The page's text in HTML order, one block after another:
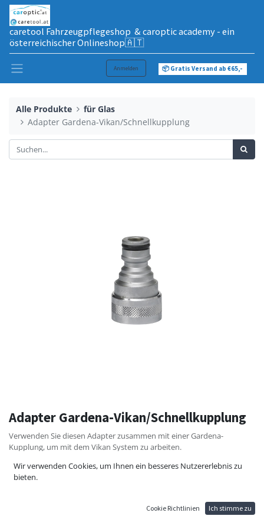
caretool Fahrzeugpflegeshop & caroptic academy - ein
österreichischer Onlineshop🇦🇹
Anmelden 📦 Gratis Versand ab €65,-
Alle Produkte
für Glas
Adapter Gardena-Vikan/Schnellkupplung
Adapter Gardena-Vikan/Schnellkupplung
Verwenden Sie diesen Adapter zusammen mit einer Gardena-
Kupplung, um mit dem Vikan System zu arbeiten.
Material: verchromtes Messing
Kupplungsgröße: 1/2 "
Wir verwenden Cookies, um Ihnen ein besseres Nutzererlebnis zu
bieten.
Cookie Richtlinien Ich stimme zu